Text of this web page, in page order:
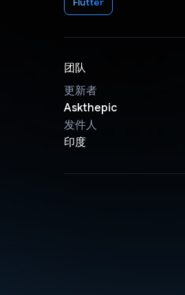
团队
更新者
Askthepic
发件人
印度